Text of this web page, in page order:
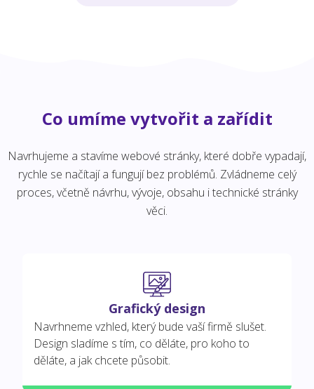
Co umíme vytvořit a zařídit
Navrhujeme a stavíme webové stránky, které dobře vypadají,
rychle se načítají a fungují bez problémů. Zvládneme celý
proces, včetně návrhu, vývoje, obsahu i technické stránky
věci.
Grafický design
Navrhneme vzhled, který bude vaší firmě slušet.
Design sladíme s tím, co děláte, pro koho to
děláte, a jak chcete působit.